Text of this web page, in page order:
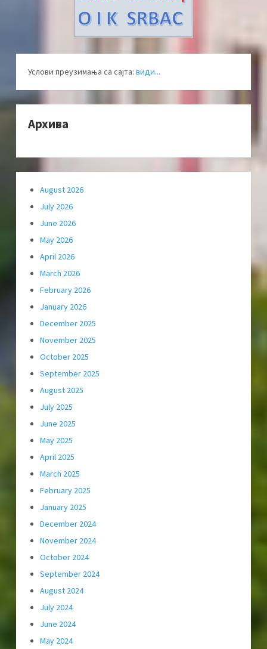
Услови преузимања са сајта: види...
Архива
August 2026
July 2026
June 2026
May 2026
April 2026
March 2026
February 2026
January 2026
December 2025
November 2025
October 2025
September 2025
August 2025
July 2025
June 2025
May 2025
April 2025
March 2025
February 2025
January 2025
December 2024
November 2024
October 2024
September 2024
August 2024
July 2024
June 2024
May 2024